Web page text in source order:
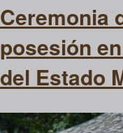
Ceremonia
posesión
del Estado